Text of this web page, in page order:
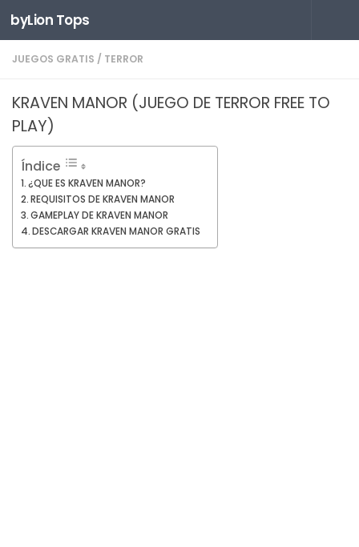
Saltar al contenido
byLion Tops
JUEGOS GRATIS / TERROR
KRAVEN MANOR (JUEGO DE TERROR FREE TO
PLAY)
Índice
¿QUE ES KRAVEN MANOR?
REQUISITOS DE KRAVEN MANOR
GAMEPLAY DE KRAVEN MANOR
DESCARGAR KRAVEN MANOR GRATIS